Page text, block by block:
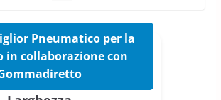
nuovo estivo premium
16 Marzo 2026 6 min read
Pirelli P Zero Trofeo RS: per
Tyre Reviews è la gomma semi-
Pneumatico per la
in collaborazione con